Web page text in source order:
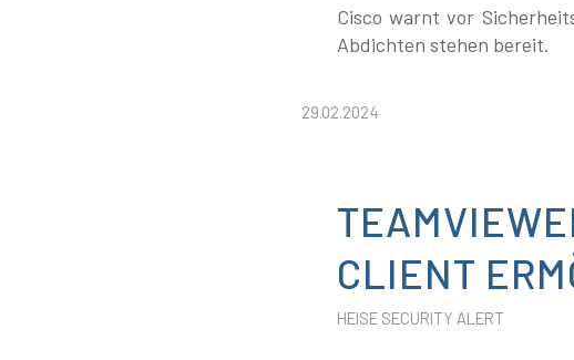
Cisco warnt vor
Abdichten stehen bereit.
29.02.2024
CLIENT
HEISE SECURITY ALERT